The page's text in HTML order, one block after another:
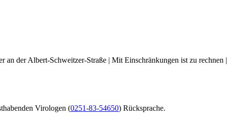
der Albert-Schweitzer-Straße | Mit Einschränkungen ist zu rechnen |
Virologen (0251-83-54650) Rücksprache.